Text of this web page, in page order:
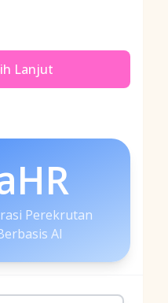
Lanjut
Perekrutan
AI